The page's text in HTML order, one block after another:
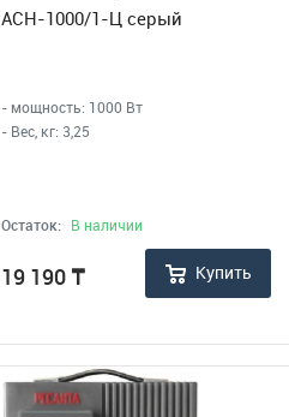
АСН-1000/1-Ц серый
- мощность: 1000 Вт
- Вес, кг: 3,25
Остаток: В наличии
19 190 ₸ Купить